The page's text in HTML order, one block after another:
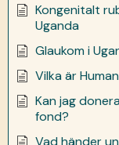
Kongenitalt
Uganda
Glaukom i
Vilka är
Kan jag
fond?
Vad händer